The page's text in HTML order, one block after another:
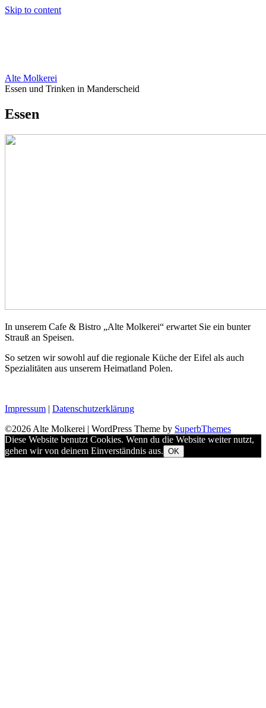
Skip to content
Alte Molkerei
Essen und Trinken in Manderscheid
Essen
In unserem Cafe & Bistro „Alte Molkerei“ erwartet Sie ein bunter
Strauß an Speisen.
So setzen wir sowohl auf die regionale Küche der Eifel als auch
Spezialitäten aus unserem Heimatland Polen.
Impressum | Datenschutzerklärung
©2026 Alte Molkerei | WordPress Theme by SuperbThemes
Diese Website benutzt Cookies. Wenn du die Website weiter nutzt,
gehen wir von deinem Einverständnis aus. OK